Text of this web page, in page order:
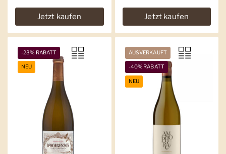
Jetzt kaufen Jetzt kaufen
-23% RABATT
NEU
AUSVERKAUFT
-40% RABATT
NEU